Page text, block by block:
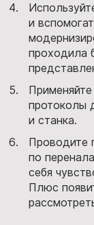
и
проходила
протоколы
и станка.
Проводите
по
себя
Плюс